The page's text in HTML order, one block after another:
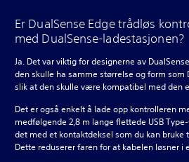
Er DualSense Edge trådløs
med DualSense-ladestasjonen?
Ja. Det var viktig for designerne av
den skulle ha samme størrelse og form som
slik at den skulle være kompatibel med den
Det er også enkelt å lade opp kontrolleren
medfølgende 2,8 m lange flettede USB
det med et kontaktdeksel som du kan bruke
Dette reduserer faren for at kabelen løsner i